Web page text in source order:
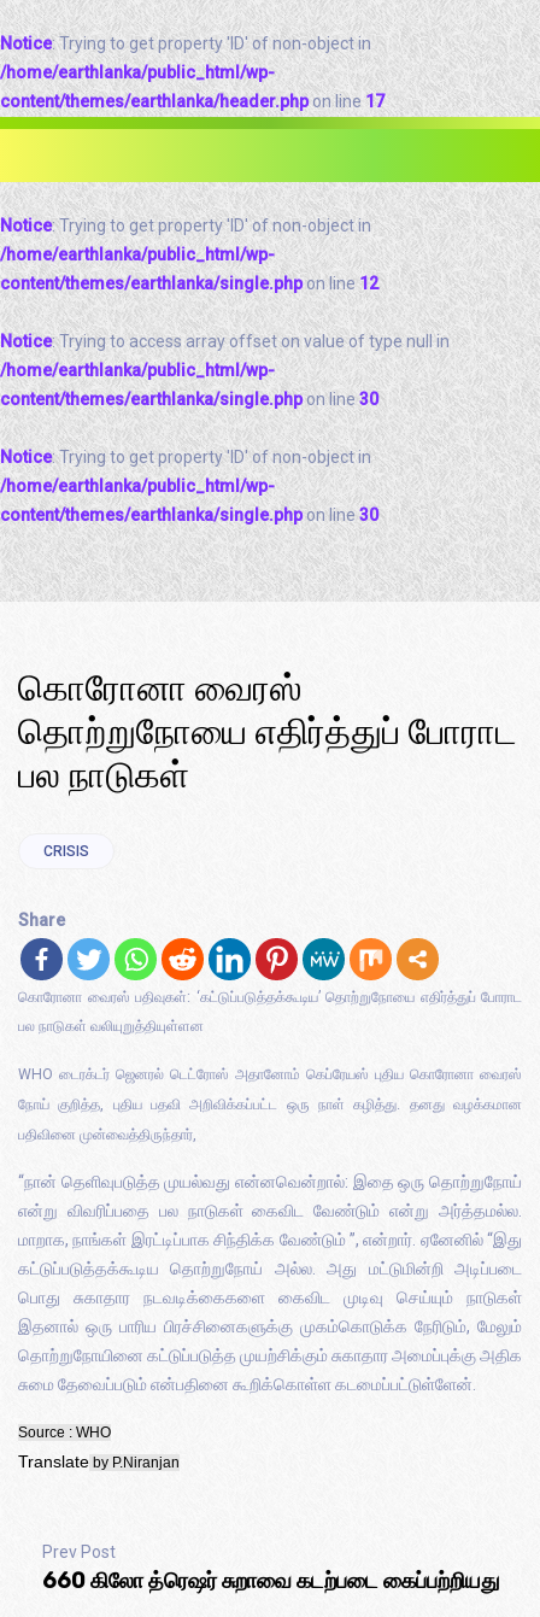
Notice: Trying to get property 'ID' of non-object in
/home/earthlanka/public_html/wp-
content/themes/earthlanka/header.phpon line 17
Notice: Trying to get property 'ID' of non-object in
/home/earthlanka/public_html/wp-
content/themes/earthlanka/single.phpon line 12
Notice: Trying to access array offset on value of type null in
/home/earthlanka/public_html/wp-
content/themes/earthlanka/single.phpon line 30
Notice: Trying to get property 'ID' of non-object in
/home/earthlanka/public_html/wp-
content/themes/earthlanka/single.phpon line 30
கொரோனா வைரஸ்
தொற்றுநோயை எதிர்த்துப் போராட
பல நாடுகள்
CRISIS
Share
கொரோனா வைரஸ் பதிவுகள்: ‘கட்டுப்படுத்தக்கூடிய’ தொற்றுநோயை எதிர்த்துப் போராட
பல நாடுகள் வலியுறுத்தியுள்ளன
WHO டைரக்டர் ஜெனரல் டெட்ரோஸ் அதானோம் கெப்ரேயஸ் புதிய கொரோனா வைரஸ்
நோய் குறித்த, புதிய பதவி அறிவிக்கப்பட்ட ஒரு நாள் கழித்து. தனது வழக்கமான
பதிவினை முன்வைத்திருந்தார்,
“நான் தெளிவுபடுத்த முயல்வது என்னவென்றால்: இதை ஒரு தொற்றுநோய்
என்று விவரிப்பதை பல நாடுகள் கைவிட வேண்டும் என்று அர்த்தமல்ல.
மாறாக, நாங்கள் இரட்டிப்பாக சிந்திக்க வேண்டும் ”, என்றார். ஏனேனில் “இது
கட்டுப்படுத்தக்கூடிய தொற்றுநோய் அல்ல. அது மட்டுமின்றி அடிப்படை
பொது சுகாதார நடவடிக்கைகளை கைவிட முடிவு செய்யும் நாடுகள்
இதனால் ஒரு பாரிய பிரச்சினைகளுக்கு முகம்கொடுக்க நேரிடும், மேலும்
தொற்றுநோயினை கட்டுப்படுத்த முயற்சிக்கும் சுகாதார அமைப்புக்கு அதிக
சுமை தேவைப்படும் என்பதினை கூறிக்கொள்ள கடமைப்பட்டுள்ளேன்.
Source : WHO
Translate by P.Niranjan
Prev Post
660 கிலோ த்ரெஷர் சுறாவை கடற்படை கைப்பற்றியது